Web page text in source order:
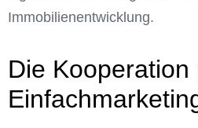
Immobilienentwicklung.
Die Kooperation